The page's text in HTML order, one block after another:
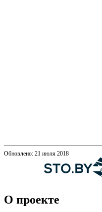
Обновлено: 21 июля 2018
О проекте